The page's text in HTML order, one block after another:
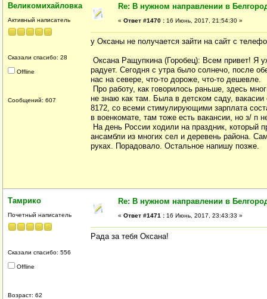
Великомихайловка
Активный написатель
Сказали спасибо: 28
Offline
Сообщений: 607
Re: В нужном направлении в
« Ответ #1470 : 16 Июнь, 2017, 21:54:30 »
у Оксаны не получается зайти на сайт с
Оксана Ращупкина (Горобец): Всем привет! Я
радует. Сегодня с утра было солнечо, после
нас на севере, что-то дороже, что-то дешевле.
Про работу, как говорилось раньше, здесь
не знаю как там. Была в детском саду, вакасии
8172, со всеми стимулирующими зарплата
в военкомате, там тоже есть вакансии, но з/ п
На день России ходили на праздник, который
ансамбли из многих сел и деревень района.
руках. Порадовало. Остальное напишу позже.
Тамрико
Почетный написатель
Сказали спасибо: 556
Offline
Возраст: 62
Re: В нужном направлении в
« Ответ #1471 : 16 Июнь, 2017, 23:43:33 »
Рада за тебя Оксана!